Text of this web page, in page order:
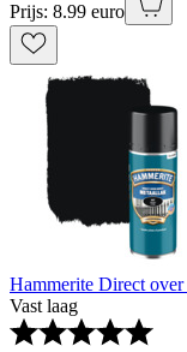
Prijs: 8.99 euro
Hammerite Direct
Vast laag